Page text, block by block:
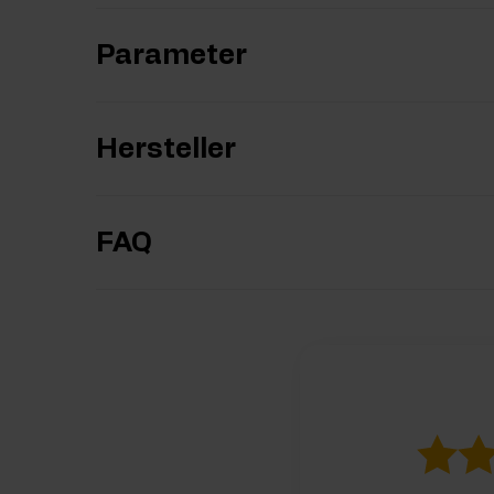
Parameter
Hersteller
FAQ